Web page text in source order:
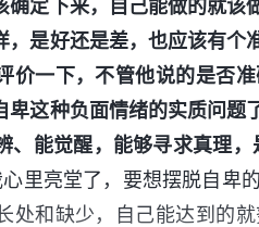
确定下来，自己能做的就
，是好还是差，也应该有
价一下，不管他说的是否
卑这种负面情绪的实质问
、能觉醒，能够寻求真理
里亮堂了，要想摆脱自卑
处和缺少，自己能达到的